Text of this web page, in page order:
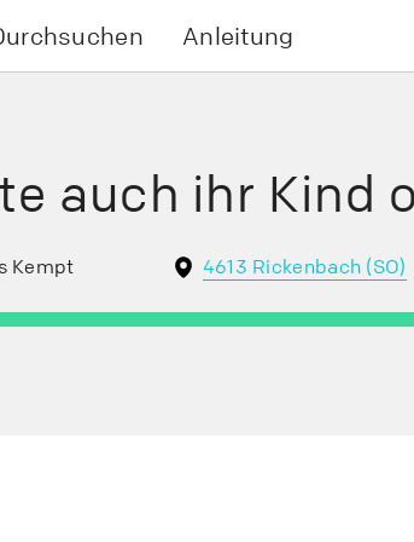
Anleitung
auch ihr Kind
Kempt 4613 Rickenbach (SO)